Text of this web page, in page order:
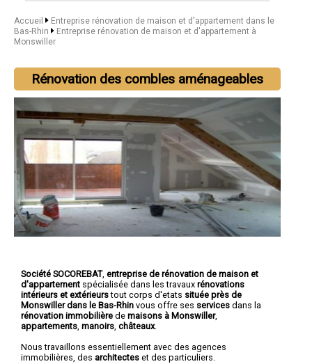
Accueil
Entreprise rénovation de maison et d'appartement dans le
Bas-Rhin
Entreprise rénovation de maison et d'appartement à
Monswiller
Rénovation des combles aménageables
Société SOCOREBAT, entreprise de rénovation de maison et
d'appartement spécialisée dans les travaux rénovations
intérieurs et extérieurstout corps d'etats située près de
Monswiller dans le Bas-Rhin vous offre ses services dans la
rénovation immobilière de maisons à Monswiller,
appartements manoirs châteaux.
Nous travaillons essentiellement avec des agences
immobilières, des architectes et des particuliers.